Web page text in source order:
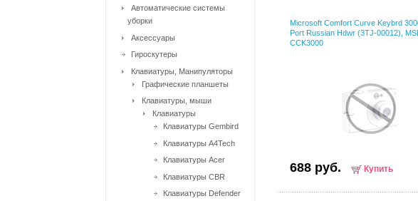
Microsoft Comfort Curve Keybrd
Port Russian Hdwr (3TJ-00012),
CCK3000
688 руб. Купить
Автоматические системы
уборки
Аксессуары
Гироскутеры
Клавиатуры, Манипуляторы
Графические планшеты
Клавиатуры, мыши
Клавиатуры
Клавиатуры Gembird
Клавиатуры A4Tech
Клавиатуры Acer
Клавиатуры CBR
Клавиатуры Defender